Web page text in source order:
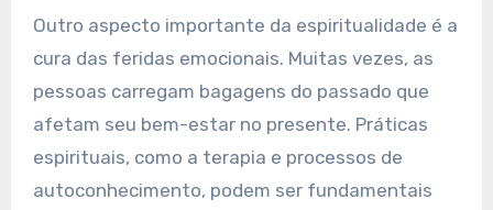
Outro aspecto importante da espiritualidade é a
cura das feridas emocionais. Muitas vezes, as
pessoas carregam bagagens do passado que
afetam seu bem-estar no presente. Práticas
espirituais, como a terapia e processos de
autoconhecimento, podem ser fundamentais